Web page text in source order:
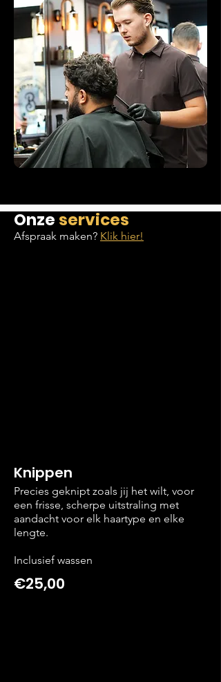
Onze services
Afspraak maken? Klik hier!
Knippen
Precies geknipt zoals jij het wilt, voor
een frisse, scherpe uitstraling met
aandacht voor elk haartype en elke
lengte.
Inclusief wassen
€25,00